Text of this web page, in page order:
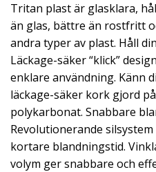
Tritan plast är glasklara,
än glas, bättre än rostfritt
andra typer av plast. Håll
Läckage-säker “klick”
enklare användning. Känn
läckage-säker kork gjord
polykarbonat. Snabbare
Revolutionerande
kortare blandningstid.
volym ger snabbare och